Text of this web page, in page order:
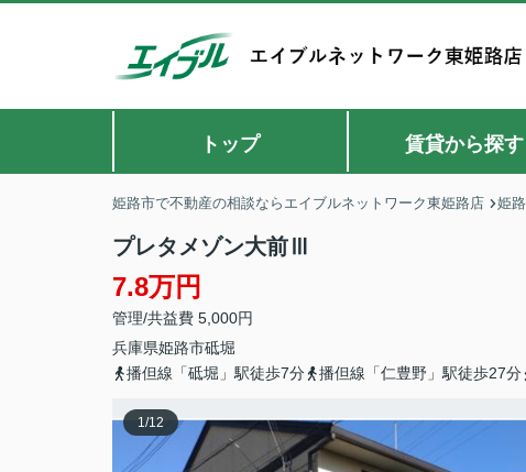
トップ 賃貸から探す
姫路市で不動産の相談ならエイブルネットワーク東姫路店 姫
プレタメゾン大前Ⅲ
7.8万円
管理/共益費 5,000円
兵庫県姫路市砥堀
播但線「砥堀」駅徒歩7分
播但線「仁豊野」駅徒歩27分
1/12